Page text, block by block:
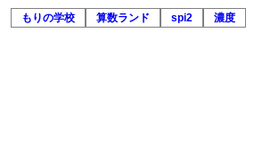
もりの学校 算数ランド spi2 濃度